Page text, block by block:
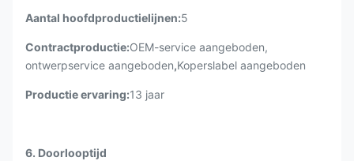
Aantal hoofdproductielijnen:5
Contractproductie:OEM-service aangeboden,
ontwerpservice aangeboden,Koperslabel aangeboden
Productie ervaring:13 jaar
6. Doorlooptijd